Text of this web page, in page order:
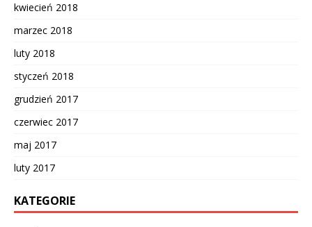
kwiecień 2018
marzec 2018
luty 2018
styczeń 2018
grudzień 2017
czerwiec 2017
maj 2017
luty 2017
KATEGORIE